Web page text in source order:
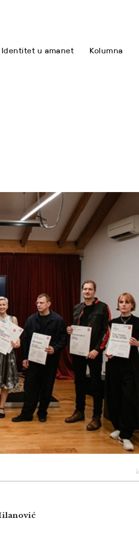
Identitet u amanet Kolumna